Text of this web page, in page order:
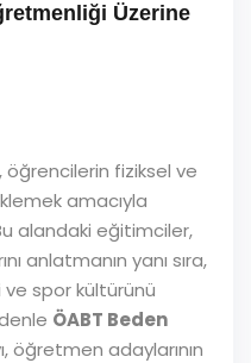
Üzerine
fiziksel ve
amacıyla
alandaki eğitimciler,
anlatmanın yanı sıra,
spor kültürünü
ÖABT Beden
öğretmen adaylarının